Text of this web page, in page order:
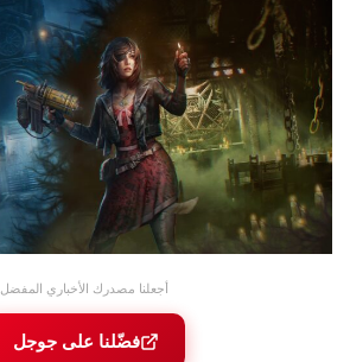
أجعلنا مصدرك الأخباري المفضل
فضّلنا على جوجل